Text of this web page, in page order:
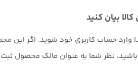
بیان کنید
وارد حساب کاربری خود شوید. اگر این
باشید، نظر شما به عنوان مالک محصول